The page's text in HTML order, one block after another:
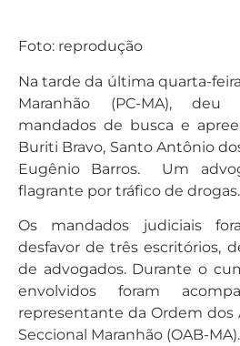
Foto: reprodução
Na tarde da última quarta-feira
Maranhão (PC-MA), deu
mandados de busca e
Buriti Bravo, Santo Antônio
Eugênio Barros. Um
flagrante por tráfico de drogas.
Os mandados judiciais
desfavor de três escritórios,
de advogados. Durante o
envolvidos foram
representante da Ordem dos
Seccional Maranhão (OAB-MA).